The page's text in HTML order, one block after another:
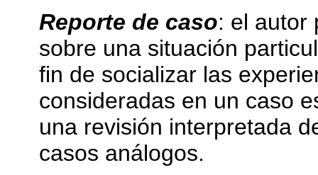
Reporte de caso: el autor
sobre una situación
fin de socializar las
consideradas en un caso
una revisión interpretada
casos análogos.